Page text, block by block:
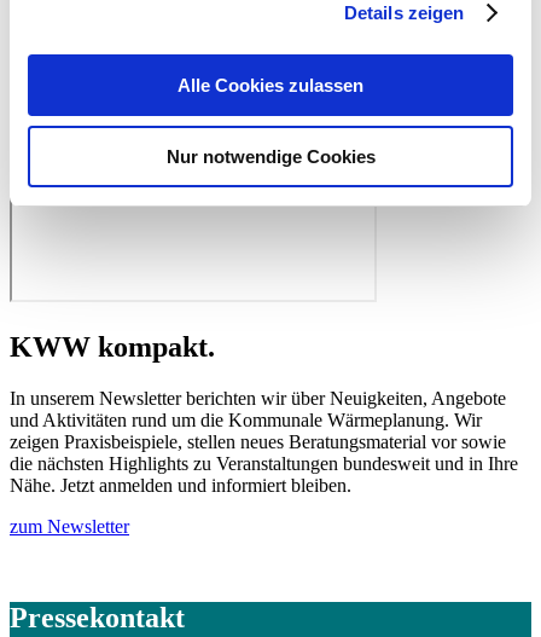
Details zeigen
Alle Cookies zulassen
Nur notwendige Cookies
KWW kompakt.
In unserem Newsletter berichten wir über Neuigkeiten, Angebote
und Aktivitäten rund um die Kommunale Wärmeplanung. Wir
zeigen Praxisbeispiele, stellen neues Beratungsmaterial vor sowie
die nächsten Highlights zu Veranstaltungen bundesweit und in Ihre
Nähe. Jetzt anmelden und informiert bleiben.
zum Newsletter
Pressekontakt